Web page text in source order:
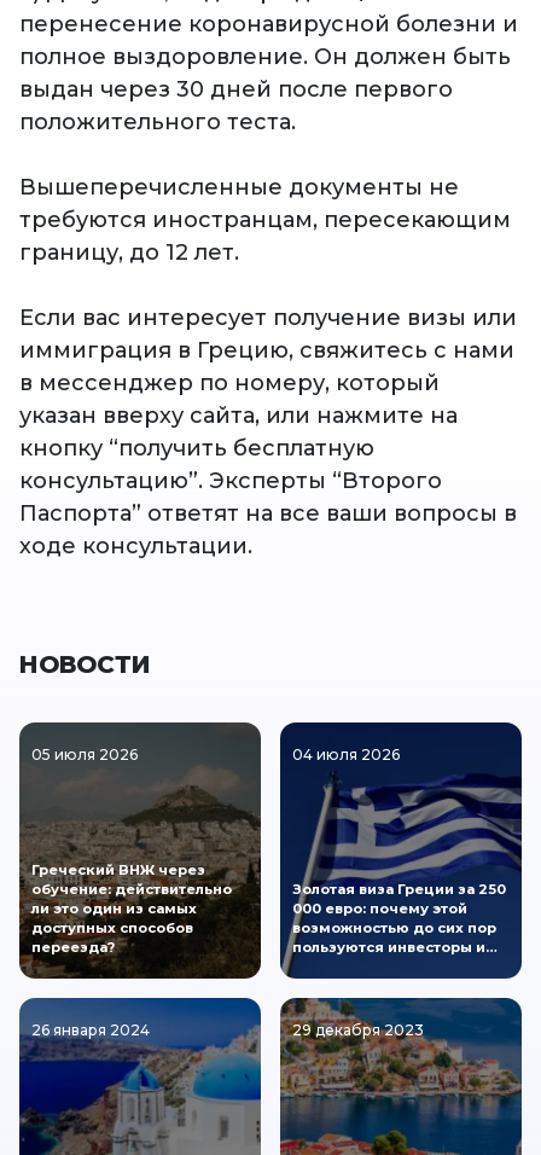
перенесение коронавирусной болезни и
полное выздоровление. Он должен быть
выдан через 30 дней после первого
положительного теста.
Вышеперечисленные документы не
требуются иностранцам, пересекающим
границу, до 12 лет.
Если вас интересует получение визы или
иммиграция в Грецию, свяжитесь с нами
в мессенджер по номеру, который
указан вверху сайта, или нажмите на
кнопку “получить бесплатную
консультацию”. Эксперты “Второго
Паспорта” ответят на все ваши вопросы в
ходе консультации.
НОВОСТИ
05 июля 2026
Греческий ВНЖ через
обучение: действительно
ли это один из самых
доступных способов
переезда?
04 июля 2026
Золотая виза Греции за 250
000 евро: почему этой
возможностью до сих пор
пользуются инвесторы и…
26 января 2024 29 декабря 2023